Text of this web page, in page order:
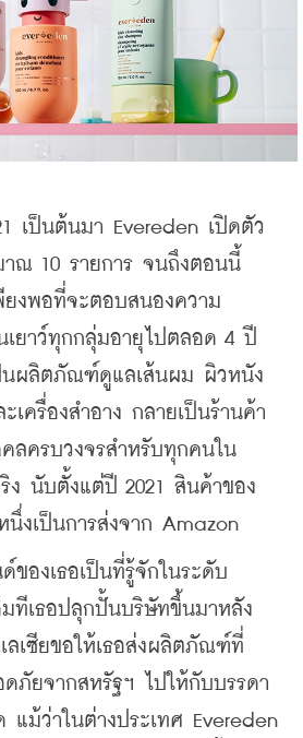
ป็นต้นมา Evereden เปิดตัว
ณ 10 รายการ จนถึงตอนนี้
งพอที่จะตอบสนองความ
เยาว์ทุกกลุ่มอายุไปตลอด 4 ปี
นผลิตภัณฑ์ดูแลเส้นผม ผิวหนัง
เครื่องสำอาง กลายเป็นร้านค้า
ลครบวงจรสำหรับทุกคนใน
ง นับตั้งแต่ปี 2021 สินค้าของ
นึ่งเป็นการส่งจาก Amazon
งเธอเป็นที่รู้จักในระดับ
มทีเธอปลุกปั้นบริษัทขึ้นมาหลัง
ลเซียขอให้เธอส่งผลิตภัณฑ์ที่
ภัยจากสหรัฐฯ ไปให้กับบรรดา
แม้ว่าในต่างประเทศ Evereden